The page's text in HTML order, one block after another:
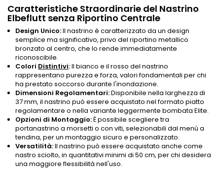
Caratteristiche Straordinarie del Nastrino
Elbeflutt senza Riportino Centrale
Design Unico:Il nastrino è caratterizzato da un design
semplice ma significativo, privo del riportino metallico
bronzato al centro, che lo rende immediatamente
riconoscibile.
Colori Distintivi:Il bianco e il rosso del nastrino
rappresentano purezza e forza, valori fondamentali per chi
ha prestato soccorso durante l'inondazione.
Dimensioni Regolamentari:Disponibile nella larghezza di
37 mm, il nastrino può essere acquistato nel formato piatto
regolamentare o nella variante leggermente bombata Elite.
Opzioni di Montaggio:È possibile scegliere tra
portanastrino a morsetti o con viti, selezionabili dal menù a
tendina, per un montaggio sicuro e personalizzato.
Versatilità:Il nastrino può essere acquistato anche come
nastro sciolto, in quantitativi minimi di 50 cm, per chi desidera
una maggiore flessibilità nell'uso.